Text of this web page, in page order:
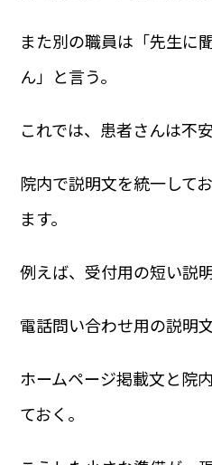
また別の職員は「先生に
ん」と言う。
これでは、患者さんは不
院内で説明文を統一して
ます。
例えば、受付用の短い説
電話問い合わせ用の説明
ホームページ掲載文と院
ておく。